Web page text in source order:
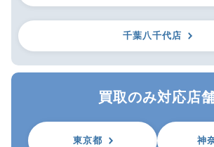
千葉八千代店
買取のみ対応店
東京都 神